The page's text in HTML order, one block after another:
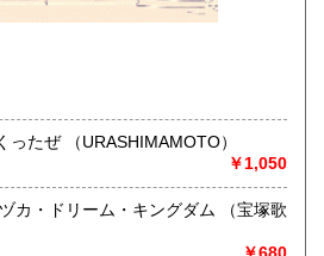
★★★
です。
庫本】と記載のある商品が対象で
文が対象となります。(※追加注文の
ば対応可能です)
対象外商品」など の組み合わせで
全国二十八枚！描きまくったぜ （URASHIMAMOTO）
￥1,050
ドリーム・キングダム （宝塚歌